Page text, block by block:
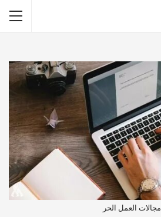
مجالات العمل الحر